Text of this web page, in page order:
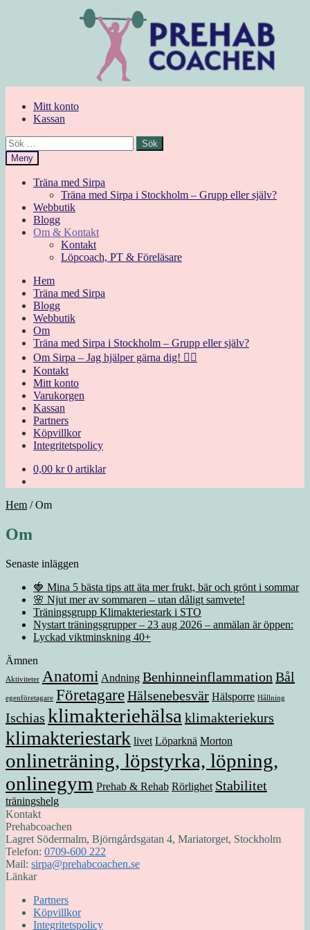
Mitt konto
Kassan
Sök
efter:
Meny
Träna med Sirpa
Träna med Sirpa i Stockholm – Grupp eller själv?
Webbutik
Blogg
Om & Kontakt
Kontakt
Löpcoach, PT & Föreläsare
Hem
Träna med Sirpa
Blogg
Webbutik
Om
Träna med Sirpa i Stockholm – Grupp eller själv?
Om Sirpa – Jag hjälper gärna dig! 🙋‍♀️
Kontakt
Mitt konto
Varukorgen
Kassan
Partners
Köpvillkor
Integritetspolicy
0,00 kr 0 artiklar
Hem /Om
Om
Senaste inläggen
🍓 Mina 5 bästa tips att äta mer frukt, bär och grönt i sommar
🌸 Njut mer av sommaren – utan dåligt samvete!
Träningsgrupp Klimakteriestark i STO
Nystart träningsgrupper – 23 aug 2026 – anmälan är öppen:
Lyckad viktminskning 40+
Ämnen
Aktiviteter Anatomi Andning Benhinneinflammation Bål
egenföretagare FöretagareHälsenebesvär Hälsporre Hållning
Ischias klimakteriehälsa klimakteriekurs
klimakteriestark livet Löparknä Morton
onlineträning, löpstyrka, löpning,
onlinegym Prehab & Rehab Rörlighet Stabilitet
träningshelg
Kontakt
Prehabcoachen
Lagret Södermalm, Björngårdsgatan 4, Mariatorget, Stockholm
Telefon: 0709-600 222
Mail: sirpa@prehabcoachen.se
Länkar
Partners
Köpvillkor
Integritetspolicy